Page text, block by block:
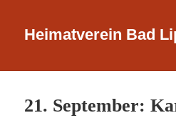
Heimatverein Bad
21. September: